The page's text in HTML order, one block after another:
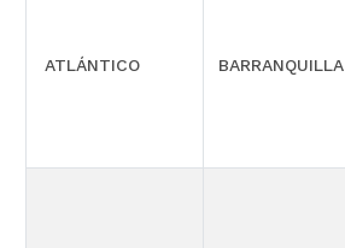
ATLÁNTICO BARRANQUILLA